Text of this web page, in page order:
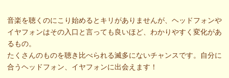
音楽を聴くのにこり始めるとキリがありませんが、ヘッドフォンや
イヤフォンはその入口と言っても良いほど、わかりやすく変化があ
るもの。
たくさんのものを聴き比べられる滅多にないチャンスです。自分に
合うヘッドフォン、イヤフォンに出会えます！